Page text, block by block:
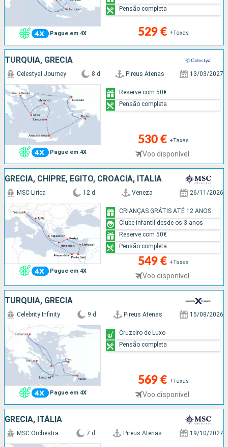
Pague em 4X 529 € +Taxas
Pensão completa
TURQUIA, GRÉCIA
Pague em 4X
Celestyal Journey 8 d Pireus Atenas 13/03/2027
530 € +Taxas
Voo disponível
Reserve com 50€
Pensão completa
GRÉCIA, CHIPRE, EGITO, CROÁCIA, ITÁLIA
Pague em 4X
MSC Lirica 12 d Veneza 26/11/2026
549 € +Taxas
Voo disponível
CRIANÇAS GRÁTIS ATÉ 12 ANOS
Clube infantil desde os 3 anos
Reserve com 50€
Pensão completa
TURQUIA, GRÉCIA
Pague em 4X
Celebrity Infinity 9 d Pireus Atenas 15/08/2026
569 € +Taxas
Voo disponível
Cruzeiro de Luxo
Pensão completa
GRÉCIA, ITÁLIA
MSC Orchestra 7 d Pireus Atenas 19/10/2027